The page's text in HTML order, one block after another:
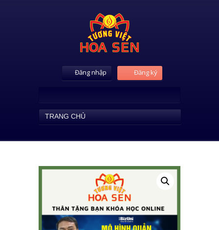
Đăng nhập Đăng ký
TRANG CHỦ